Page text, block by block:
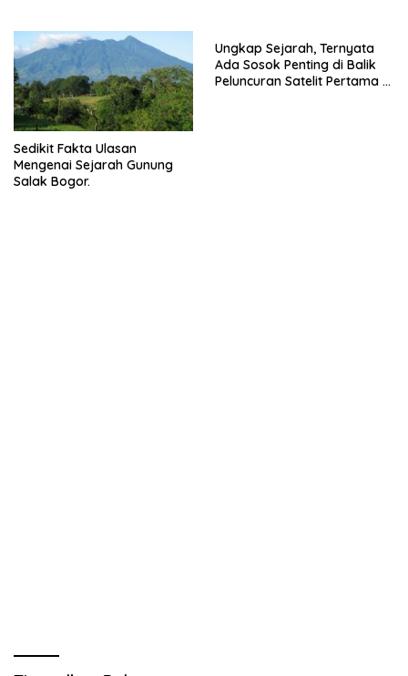
Sedikit Fakta Ulasan
Mengenai Sejarah Gunung
Salak Bogor.
Ungkap Sejarah, Ternyata
Ada Sosok Penting di Balik
Peluncuran Satelit Pertama di